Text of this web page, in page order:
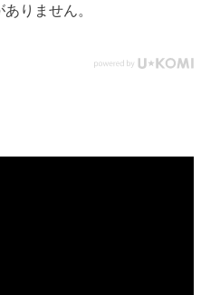
りません。